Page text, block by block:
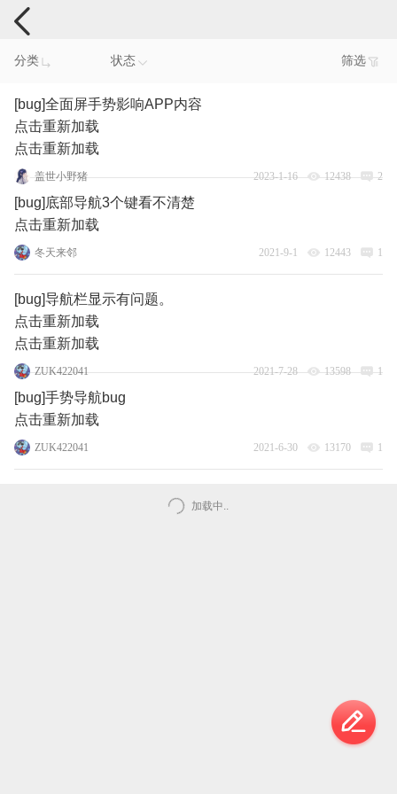
手机反馈
分类 状态 筛选
[bug]全面屏手势影响APP内容
点击重新加载
点击重新加载
盖世小野猪 2023-1-16 12438 2
[bug]底部导航3个键看不清楚
点击重新加载
冬天来邻 2021-9-1 12443 1
[bug]导航栏显示有问题。
点击重新加载
点击重新加载
ZUK422041 2021-7-28 13598 1
[bug]手势导航bug
点击重新加载
ZUK422041 2021-6-30 13170 1
加载中..